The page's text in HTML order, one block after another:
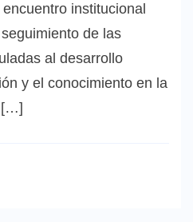
institucional
de las
al desarrollo
y el conocimiento en la
[…]